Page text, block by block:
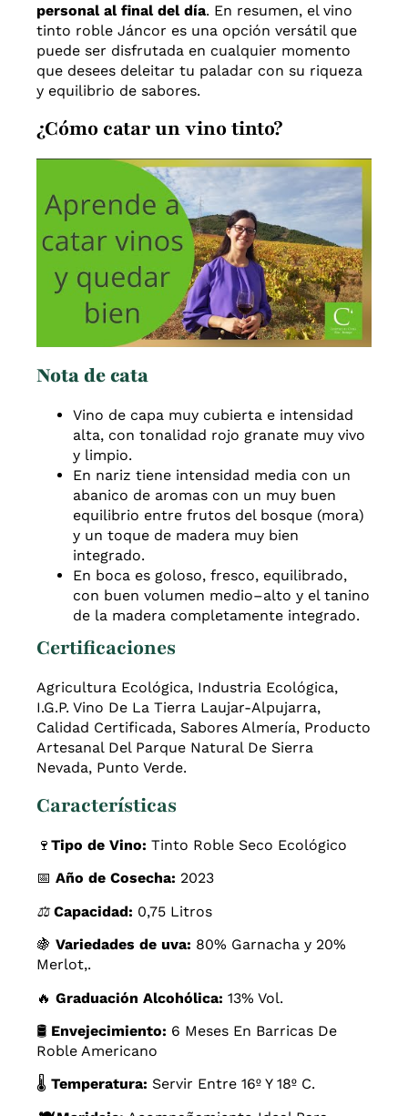
personal al final del día. En resumen, el vino
tinto roble Jáncor es una opción versátil que
puede ser disfrutada en cualquier momento
que desees deleitar tu paladar con su riqueza
y equilibrio de sabores.
¿Cómo catar un vino tinto?
Nota de cata
Vino de capa muy cubierta e intensidad
alta, con tonalidad rojo granate muy vivo
y limpio.
En nariz tiene intensidad media con un
abanico de aromas con un muy buen
equilibrio entre frutos del bosque (mora)
y un toque de madera muy bien
integrado.
En boca es goloso, fresco, equilibrado,
con buen volumen medio–alto y el tanino
de la madera completamente integrado.
Certificaciones
Agricultura Ecológica, Industria Ecológica,
I.G.P. Vino De La Tierra Laujar-Alpujarra,
Calidad Certificada, Sabores Almería, Producto
Artesanal Del Parque Natural De Sierra
Nevada, Punto Verde.
Características
🍷 Tipo de Vino: Tinto Roble Seco Ecológico
📅 Año de Cosecha: 2023
⚖️Capacidad: 0,75 Litros
🍇 Variedades de uva: 80% Garnacha y 20%
Merlot,.
🔥 Graduación Alcohólica: 13% Vol.
🛢️ Envejecimiento: 6 Meses En Barricas De
Roble Americano
🌡️ Temperatura: Servir Entre 16º Y 18º C.